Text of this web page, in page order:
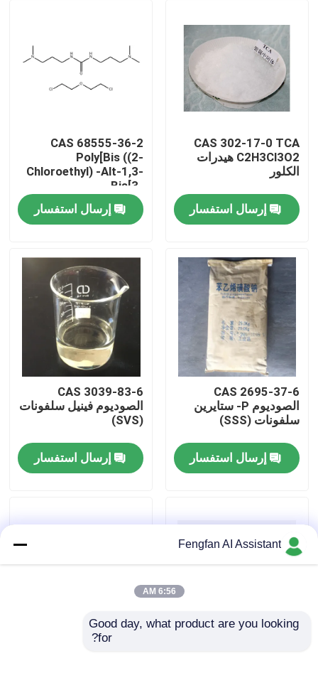
المنزل
منتجات
فيديوهات
معلومات عنا
جولة في المصنع
اتصل بنا
اطلب عرض أسعار
CAS 302-17-0 TCA
C2H3Cl3O2 هيدرات
الكلور
إرسال استفسار
CAS 68555-36-2
Poly[Bis ((2-
Chloroethyl) -Alt-1,3-
Bis[3-
((Dimethylamino)
Propyl]Urea، محلول
رباعي
إرسال استفسار
CAS 2695-37-6
الصوديوم P- ستايرين
سلفونات (SSS)
إرسال استفسار
CAS 3039-83-6
الصوديوم فينيل سلفونات
(SVS)
إرسال استفسار
Fengfan AI Assistant
6:56 AM
Good day, what product are you looking
for?